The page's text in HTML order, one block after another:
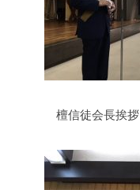
檀信徒会長挨拶